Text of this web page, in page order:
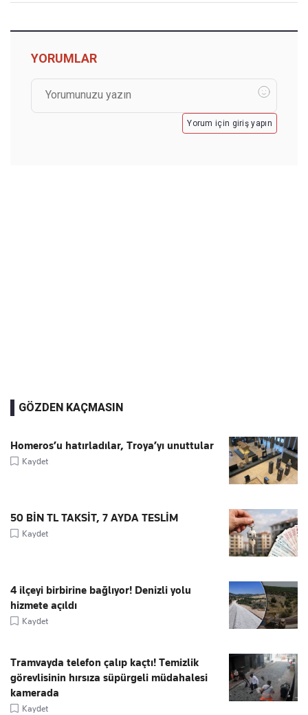
YORUMLAR
Yorum için giriş yapın
GÖZDEN KAÇMASIN
Homeros’u hatırladılar, Troya’yı unuttular
Kaydet
50 BİN TL TAKSİT, 7 AYDA TESLİM
Kaydet
4 ilçeyi birbirine bağlıyor! Denizli yolu
hizmete açıldı
Kaydet
Tramvayda telefon çalıp kaçtı! Temizlik
görevlisinin hırsıza süpürgeli müdahalesi
kamerada
Kaydet